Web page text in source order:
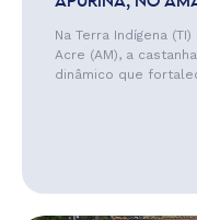
Na Terra Indígena
Acre (AM), a
dinâmico que